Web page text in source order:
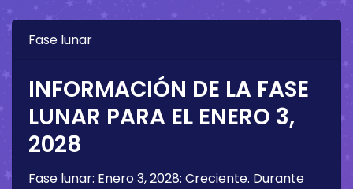
Fase lunar
INFORMACIÓN DE LA FASE
LUNAR PARA EL ENERO 3,
2028
Fase lunar: Enero 3, 2028: Creciente. Durante